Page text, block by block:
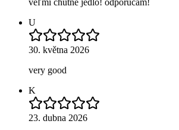
veľmi chutné jedlo! odporúčam!
U
30. května 2026
very good
K
23. dubna 2026